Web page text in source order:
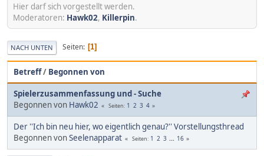
Hier darf sich vorgestellt werden.
Moderatoren: Hawk02, Killerpin.
NACH UNTEN Seiten 1
Betreff/ Begonnen von
Spielerzusammenfassung und - Suche
Begonnen von Hawk02 Seiten 1 2 3 4
Der ''Ich bin neu hier, wo eigentlich genau?'' Vorstellungsthread
Begonnen vonSeelenapparat Seiten 1 2 3 ... 16